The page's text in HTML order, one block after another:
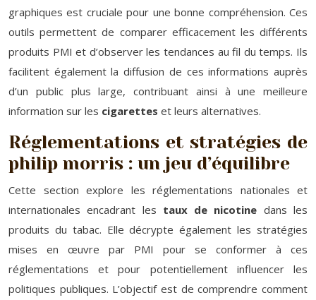
graphiques est cruciale pour une bonne compréhension. Ces
outils permettent de comparer efficacement les différents
produits PMI et d’observer les tendances au fil du temps. Ils
facilitent également la diffusion de ces informations auprès
d’un public plus large, contribuant ainsi à une meilleure
information sur les cigarettes et leurs alternatives.
Réglementations et stratégies de
philip morris : un jeu d’équilibre
Cette section explore les réglementations nationales et
internationales encadrant les taux de nicotine dans les
produits du tabac. Elle décrypte également les stratégies
mises en œuvre par PMI pour se conformer à ces
réglementations et pour potentiellement influencer les
politiques publiques. L’objectif est de comprendre comment